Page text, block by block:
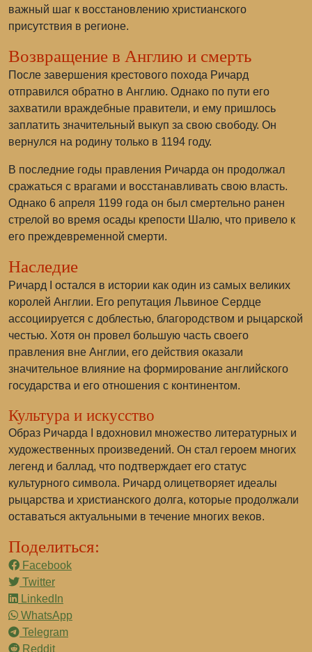
важный шаг к восстановлению христианского
присутствия в регионе.
Возвращение в Англию и смерть
После завершения крестового похода Ричард
отправился обратно в Англию. Однако по пути его
захватили враждебные правители, и ему пришлось
заплатить значительный выкуп за свою свободу. Он
вернулся на родину только в 1194 году.
В последние годы правления Ричарда он продолжал
сражаться с врагами и восстанавливать свою власть.
Однако 6 апреля 1199 года он был смертельно ранен
стрелой во время осады крепости Шалю, что привело к
его преждевременной смерти.
Наследие
Ричард I остался в истории как один из самых великих
королей Англии. Его репутация Львиное Сердце
ассоциируется с доблестью, благородством и рыцарской
честью. Хотя он провел большую часть своего
правления вне Англии, его действия оказали
значительное влияние на формирование английского
государства и его отношения с континентом.
Культура и искусство
Образ Ричарда I вдохновил множество литературных и
художественных произведений. Он стал героем многих
легенд и баллад, что подтверждает его статус
культурного символа. Ричард олицетворяет идеалы
рыцарства и христианского долга, которые продолжали
оставаться актуальными в течение многих веков.
Поделиться:
Facebook
Twitter
LinkedIn
WhatsApp
Telegram
Reddit